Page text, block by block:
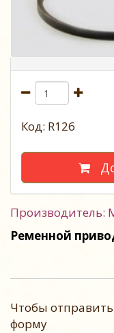
Код: R126
Производитель:
Ременной
Чтобы
форму